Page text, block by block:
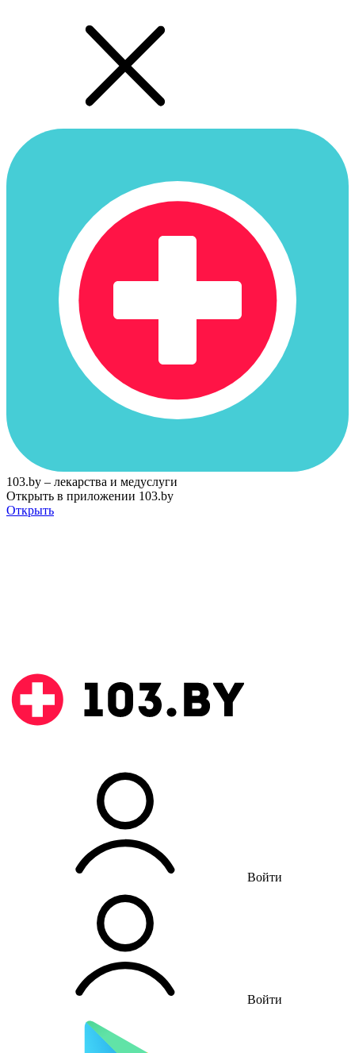
103.by – лекарства и медуслуги
Открыть в приложении 103.by
Открыть
Войти
Войти